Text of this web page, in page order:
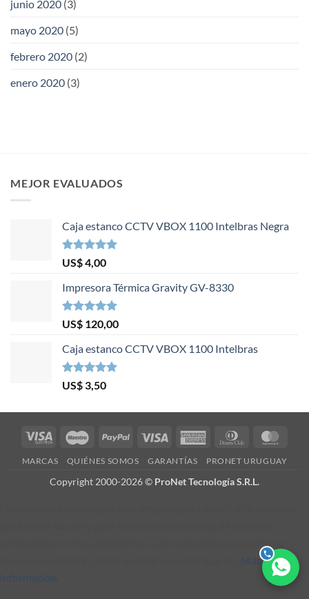
junio 2020 (3)
mayo 2020 (5)
febrero 2020 (2)
enero 2020 (3)
MEJOR EVALUADOS
Caja estanco CCTV VBOX 1100 Intelbras Negra
Valorado en
5.00
de 5
US$4,00
Impresora Térmica Gravity GV-8330
Valorado en
5.00
de 5
US$ 120,00
Caja estanco CCTV VBOX 1100 Intelbras
Valorado en
5.00
de 5
US$ 3,50
Visa
Maestro PayPal Visa
American
Dinners
MARCAS QUIÉNES SOMOS GARANTÍAS PRONET URUGUAY
Copyright 2000-2026 © ProNet Tecnología S.R.L.
productos en otras plataformas. Las necesarias para comprar
Más
información